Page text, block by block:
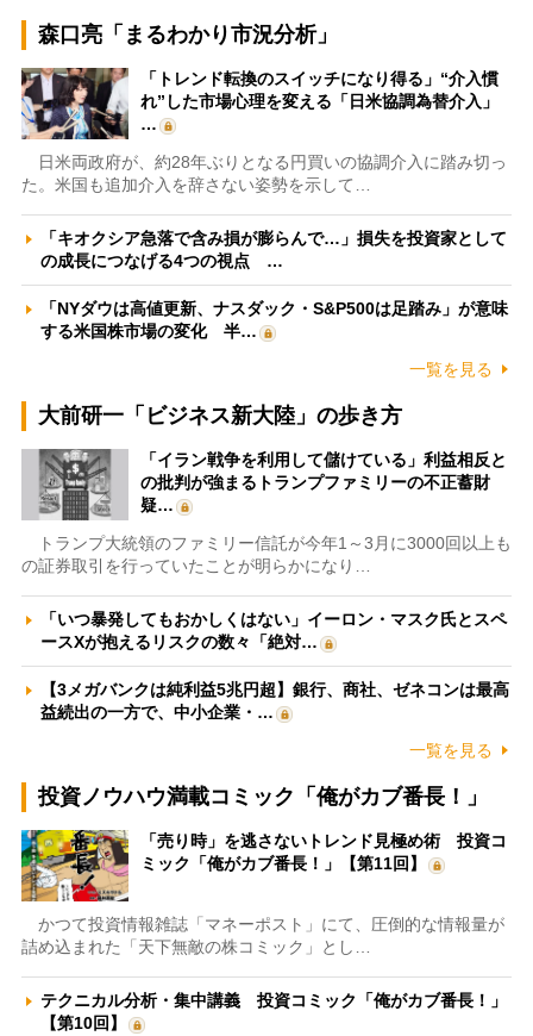
森口亮「まるわかり市況分析」
「トレンド転換のスイッチになり得る」“介入慣
れ”した市場心理を変える「日米協調為替介入」
…
日米両政府が、約28年ぶりとなる円買いの協調介入に踏み切っ
た。米国も追加介入を辞さない姿勢を示して…
「キオクシア急落で含み損が膨らんで…」損失を投資家として
の成長につなげる4つの視点 …
「NYダウは高値更新、ナスダック・S&P500は足踏み」が意味
する米国株市場の変化 半…
一覧を見る
大前研一「ビジネス新大陸」の歩き方
「イラン戦争を利用して儲けている」利益相反と
の批判が強まるトランプファミリーの不正蓄財
疑…
トランプ大統領のファミリー信託が今年1～3月に3000回以上も
の証券取引を行っていたことが明らかになり…
「いつ暴発してもおかしくはない」イーロン・マスク氏とスペ
ースXが抱えるリスクの数々「絶対…
【3メガバンクは純利益5兆円超】銀行、商社、ゼネコンは最高
益続出の一方で、中小企業・…
一覧を見る
投資ノウハウ満載コミック「俺がカブ番長！」
「売り時」を逃さないトレンド見極め術 投資コ
ミック「俺がカブ番長！」【第11回】
かつて投資情報雑誌「マネーポスト」にて、圧倒的な情報量が
詰め込まれた「天下無敵の株コミック」とし…
テクニカル分析・集中講義 投資コミック「俺がカブ番長！」
【第10回】